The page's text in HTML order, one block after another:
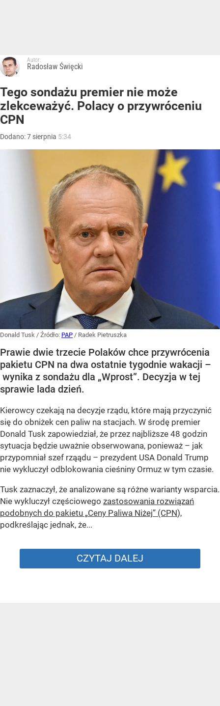
Autor:
Radosław Święcki
Tego sondażu premier nie może
zlekceważyć. Polacy o przywróceniu
CPN
Dodano:7 sierpnia 5:34
Donald Tusk / Źródło: PAP / Radek Pietruszka
Prawie dwie trzecie Polaków chce przywrócenia
pakietu CPN na dwa ostatnie tygodnie wakacji –
wynika z sondażu dla „Wprost”. Decyzja w tej
sprawie lada dzień.
Kierowcy czekają na decyzje rządu, które mają przyczynić
się do obniżek cen paliw na stacjach. W środę premier
Donald Tusk zapowiedział, że przez najbliższe 48 godzin
sytuacja będzie uważnie obserwowana, ponieważ – jak
przypomniał szef rząądu – prezydent USA Donald Trump
nie wykluczył odblokowania cieśniny Ormuz w tym czasie.
Tusk zaznaczył, że analizowane są różne warianty wsparcia.
Nie wykluczył częściowego zastosowania rozwiązań
podobnych do pakietu „Ceny Paliwa Niżej” (CPN),
podkreślając jednak, że...
CZYTAJ DALEJ